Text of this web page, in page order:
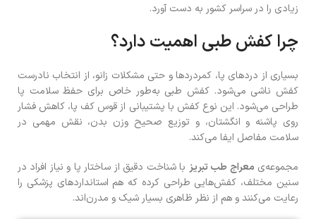
زیادی را در سراسر کشور به دست آورد.
چرا کفش طبی اهمیت دارد؟
بسیاری از دردهای پا، کمردردها و حتی مشکلات زانو، از انتخاب نادرست
کفش ناشی می‌شود. کفش طبی به‌طور خاص برای حفظ سلامت پا
طراحی می‌شود. این نوع کفش با پشتیبانی از قوس کف پا، کاهش فشار
روی پاشنه و انگشتان، و توزیع صحیح وزن بدن، نقش مهمی در
سلامت مفاصل ایفا می‌کند.
مجموعه‌ی معراج طب تبریز با شناخت دقیق از ساختار پا و نیاز افراد در
سنین مختلف، کفش‌هایی طراحی کرده که هم استانداردهای پزشکی را
رعایت می‌کنند و هم از نظر ظاهری بسیار شیک و مدرن‌اند.